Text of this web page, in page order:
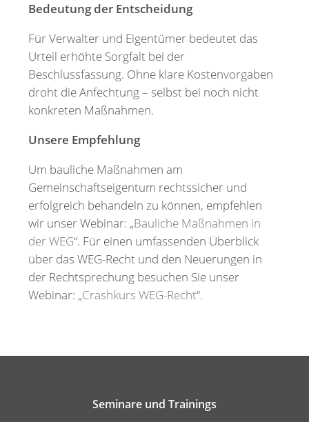
Bedeutung der Entscheidung
Für Verwalter und Eigentümer bedeutet das
Urteil erhöhte Sorgfalt bei der
Beschlussfassung. Ohne klare Kostenvorgaben
droht die Anfechtung – selbst bei noch nicht
konkreten Maßnahmen.
Unsere Empfehlung
Um bauliche Maßnahmen am
Gemeinschaftseigentum rechtssicher und
erfolgreich behandeln zu können, empfehlen
wir unser Webinar: „Bauliche Maßnahmen in
der WEG“. Für einen umfassenden Überblick
über das WEG-Recht und den Neuerungen in
der Rechtsprechung besuchen Sie unser
Webinar: „Crashkurs WEG-Recht“.
Seminare und Trainings